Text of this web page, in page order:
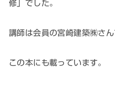
修」でした。
講師は会員の宮崎建築㈱さ
この本にも載っています。